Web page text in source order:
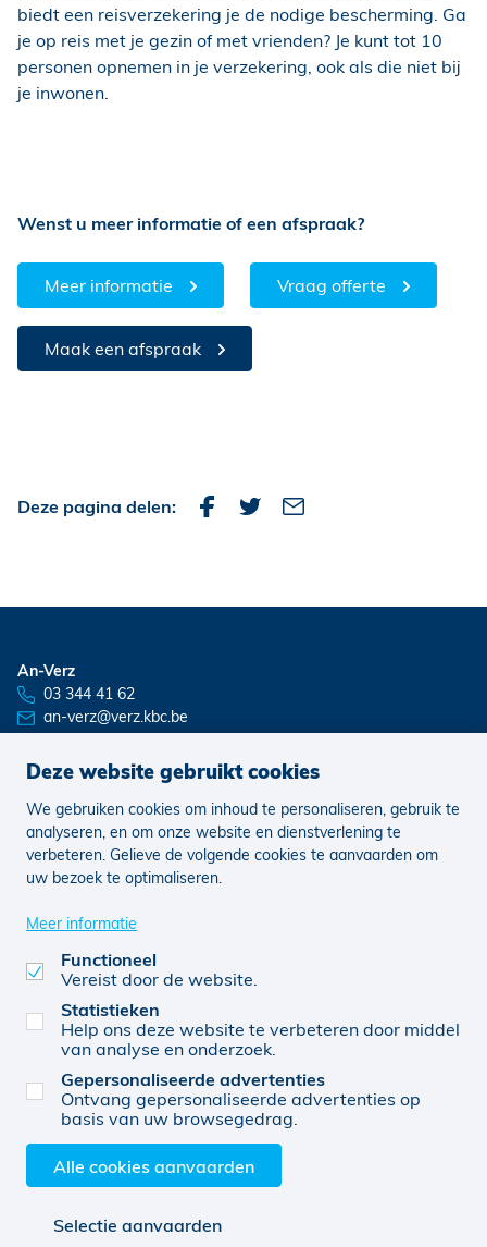
biedt een reisverzekering je de nodige bescherming. Ga
je op reis met je gezin of met vrienden? Je kunt tot 10
personen opnemen in je verzekering, ook als die niet bij
je inwonen.
Wenst u meer informatie of een afspraak?
Meer informatie Vraag offerte
Maak een afspraak
Deze pagina delen:
An-Verz
03 344 41 62
an-verz@verz.kbc.be
Nieuws Vacatures
0768297903 © KBC 2026
AN-VERZ bv (0768297903), verbonden agent, van
KBC Verzekeringen nv, Professor Roger Van
0403.552.563, RPR Leuven
Deze website gebruikt cookies
We gebruiken cookies om inhoud te personaliseren, gebruik te
analyseren, en om onze website en dienstverlening te
verbeteren. Gelieve de volgende cookies te aanvaarden om
uw bezoek te optimaliseren.
Meer informatie
Functioneel
Vereist door de website.
Statistieken
Help ons deze website te verbeteren door middel
van analyse en onderzoek.
Gepersonaliseerde advertenties
Ontvang gepersonaliseerde advertenties op
basis van uw browsegedrag.
Alle cookies aanvaarden
Selectie aanvaarden